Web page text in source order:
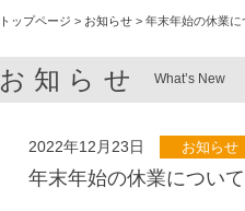
トップページ > お知らせ > 年末年始の休業に
お知らせ What’s New
2022年12月23日 お知らせ
年末年始の休業について